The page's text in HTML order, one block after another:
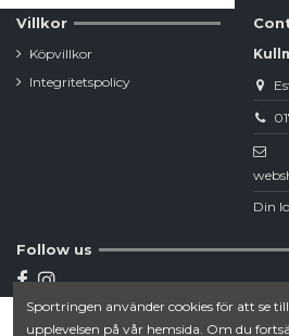
Lägg
Villkor
Köpvillkor
Integritetspolicy
Din
Follow us
Newsletter
Sportringen använder cookies för att se
upplevelsen på vår hemsida. Om du